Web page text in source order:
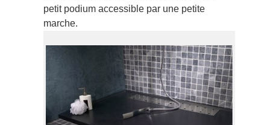
petit podium accessible par une petite
marche.